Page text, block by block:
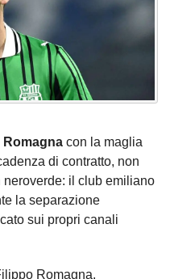
Romagna con la maglia
di contratto, non
il club emiliano
la separazione
sui propri canali
Romagna.